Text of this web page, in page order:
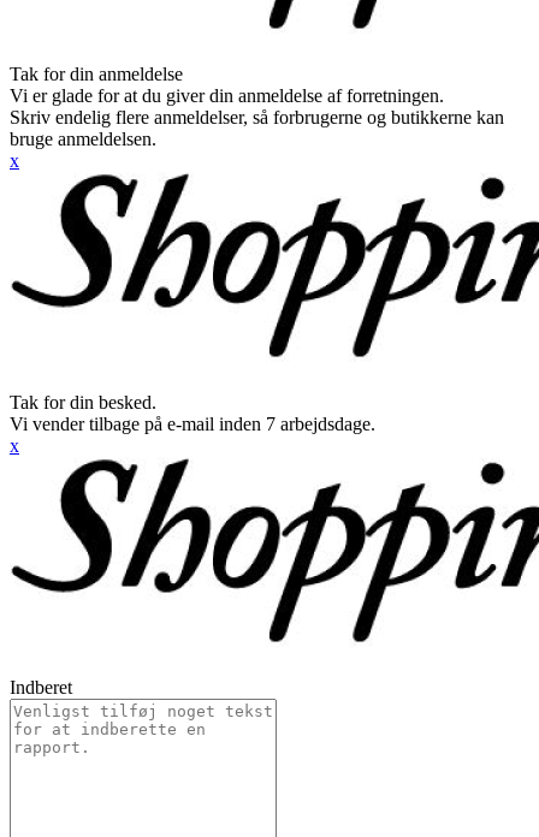
Tak for din anmeldelse
Vi er glade for at du giver din anmeldelse af forretningen.
Skriv endelig flere anmeldelser, så forbrugerne og butikkerne kan
bruge anmeldelsen.
x
Tak for din besked.
Vi vender tilbage på e-mail inden 7 arbejdsdage.
x
Indberet